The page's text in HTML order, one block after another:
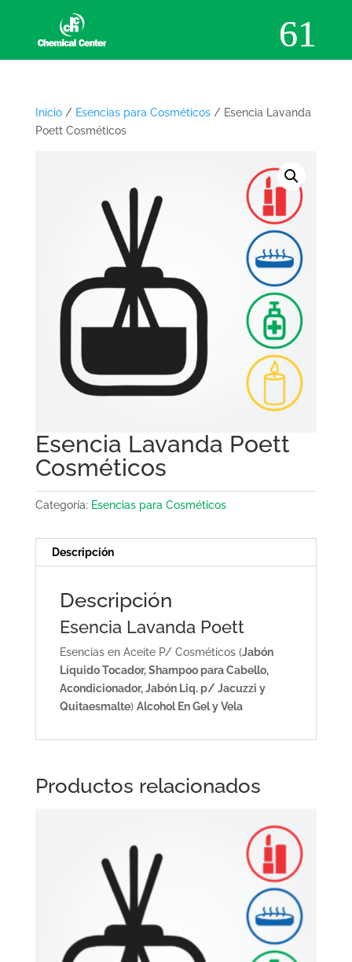
Inicio/ Esencias para Cosméticos/ Esencia Lavanda
Poett Cosméticos
Esencia Lavanda Poett
Cosméticos
Categoría: Esencias para Cosméticos
Descripción
Descripción
Esencia Lavanda Poett
Esencias en Aceite P/ Cosméticos (Jabón
Líquido Tocador, Shampoo para Cabello,
Acondicionador, Jabón Liq. p/ Jacuzzi y
Quitaesmalte) Alcohol En Gel y Vela
Productos relacionados